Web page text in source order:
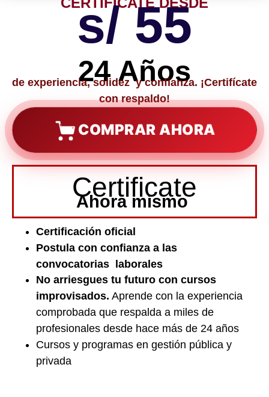
s/ 55
24 Años
de experiencia, solidez y confianza. ¡Certifícate
con respaldo!
COMPRAR AHORA
Certificate
Ahora mismo
Certificación oficial
Postula con confianza a las
convocatorias laborales
No arriesgues tu futuro con cursos
improvisados. Aprende con la experiencia
comprobada que respalda a miles de
profesionales desde hace más de 24 años
Cursos y programas en gestión pública y
privada